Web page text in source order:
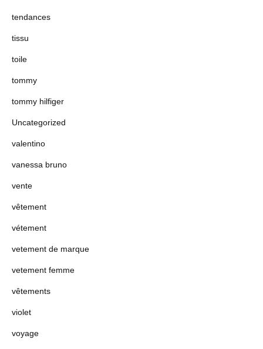
tendances
tissu
toile
tommy
tommy hilfiger
Uncategorized
valentino
vanessa bruno
vente
vêtement
vétement
vetement de marque
vetement femme
vêtements
violet
voyage